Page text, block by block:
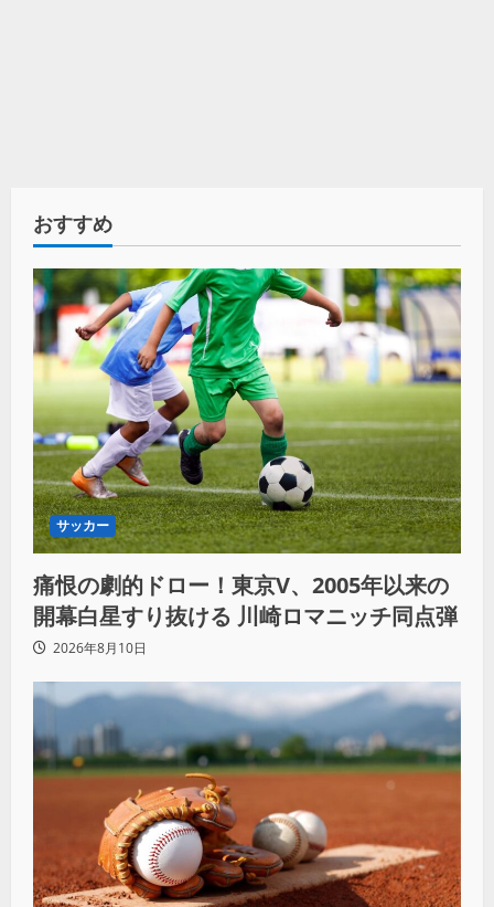
おすすめ
サッカー
痛恨の劇的ドロー！東京V、2005年以来の
開幕白星すり抜ける 川崎ロマニッチ同点弾
2026年8月10日